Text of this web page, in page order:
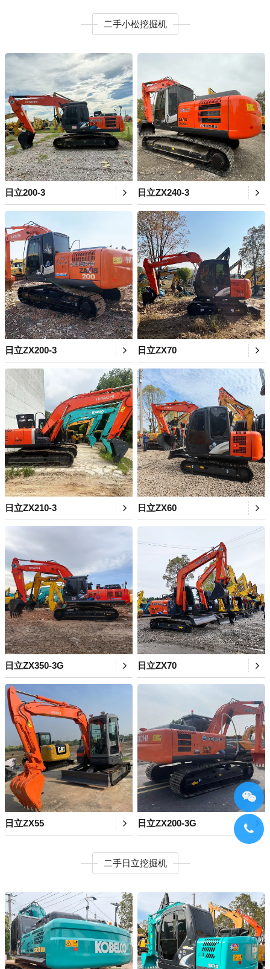
二手小松挖掘机
日立200-3 日立ZX240-3
日立ZX200-3 日立ZX70
日立ZX210-3 日立ZX60
日立ZX350-3G 日立ZX70
日立ZX55 日立ZX200-3G
二手日立挖掘机